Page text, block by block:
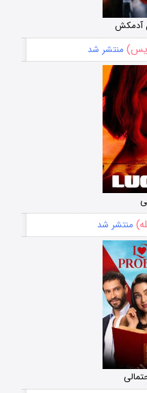
آدمکش
منتشر شد
منتشر شد